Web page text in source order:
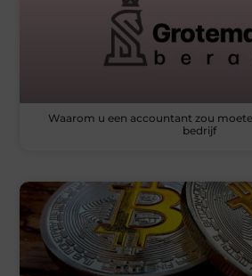
Waarom u een accountant zou
bedrijf